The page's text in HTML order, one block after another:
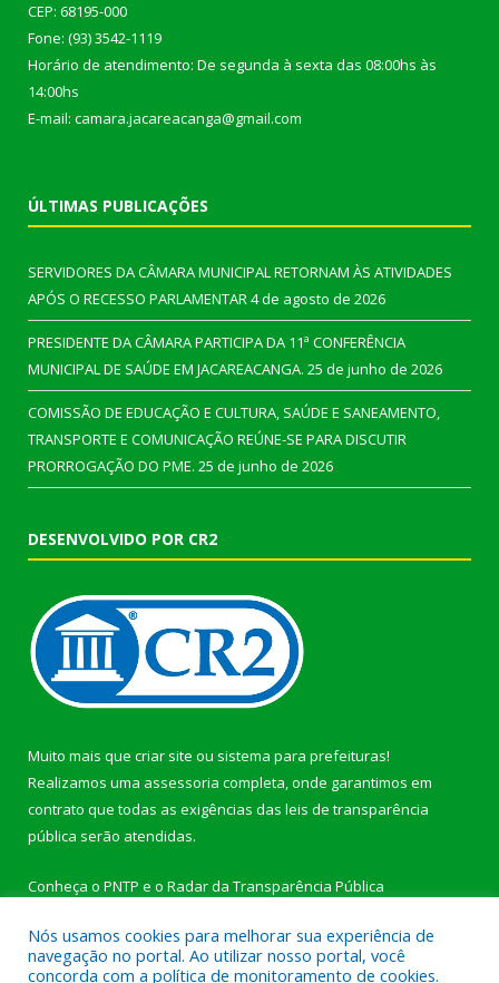
CEP: 68195-000
Fone: (93) 3542-1119
Horário de atendimento: De segunda à sexta das 08:00hs às
14:00hs
E-mail: camara.jacareacanga@gmail.com
ÚLTIMAS PUBLICAÇÕES
SERVIDORES DA CÂMARA MUNICIPAL RETORNAM ÀS ATIVIDADES
APÓS O RECESSO PARLAMENTAR4 de agosto de 2026
PRESIDENTE DA CÂMARA PARTICIPA DA 11ª CONFERÊNCIA
MUNICIPAL DE SAÚDE EM JACAREACANGA. 25 de junho de 2026
COMISSÃO DE EDUCAÇÃO E CULTURA, SAÚDE E SANEAMENTO,
TRANSPORTE E COMUNICAÇÃO REÚNE-SE PARA DISCUTIR
PRORROGAÇÃO DO PME. 25 de junho de 2026
DESENVOLVIDO POR CR2
Muito mais que criar site ou sistema para prefeituras!
Realizamos uma assessoria completa, onde garantimos em
contrato que todas as exigências das leis de transparência
pública serão atendidas.
Conheça o PNTP e o Radar da Transparência Pública
Nós usamos cookies para melhorar sua experiência de
navegação no portal. Ao utilizar nosso portal, você
concorda com a política de monitoramento de cookies.